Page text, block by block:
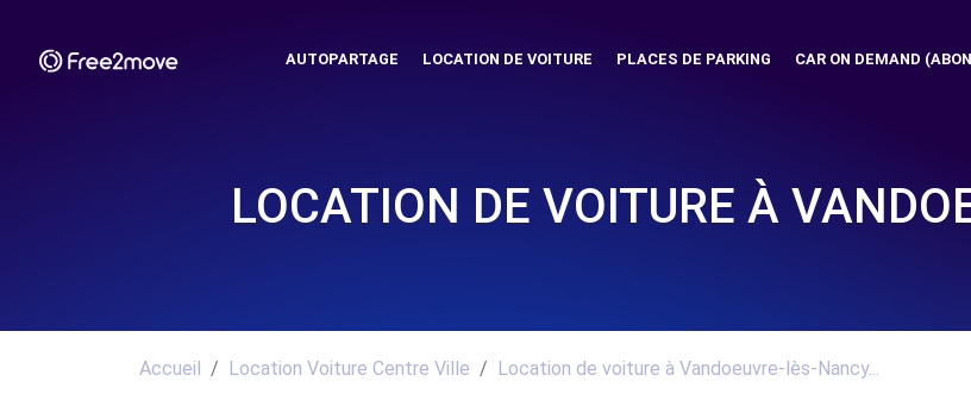
AUTOPARTAGE LOCATION DE VOITURE PLACES DE PARKING CAR ON DEMAND
LOCATION DE VOITURE À
Accueil Location Voiture Centre Ville Location de voiture à Vandoeuvre-lès-Nancy...